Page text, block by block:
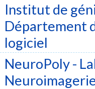
Institut de
Département
logiciel
NeuroPoly -